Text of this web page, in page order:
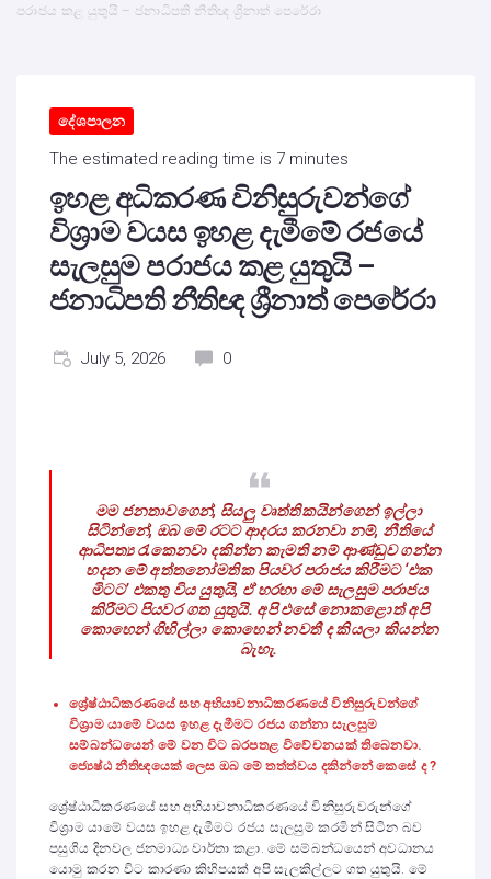
පරාජය කළ යුතුයි – ජනාධිපති නීතිඥ ශ්‍රීනාත් පෙරේරා
දේශපාලන
The estimated reading time is 7 minutes
ඉහළ අධිකරණ විනිසුරුවන්ගේ
විශ්‍රාම වයස ඉහළ දැමීමේ රජයේ
සැලසුම පරාජය කළ යුතුයි –
ජනාධිපති නීතිඥ ශ්‍රීනාත් පෙරේරා
July 5, 2026 0
මම ජනතාවගෙන්, සියලු වෘත්තිකයින්ගෙන් ඉල්ලා
සිටින්නේ, ඔබ මේ රටට ආදරය කරනවා නම්, නීතියේ
ආධිපත්‍ය රැකෙනවා දකින්න කැමති නම් ආණ්ඩුව ගන්න
හදන මේ අත්තනෝමතික පියවර පරාජය කිරීමට ‘එක
මිටට’ එකතු විය යුතුයි, ඒ හරහා මේ සැලසුම පරාජය
කිරීමට පියවර ගත යුතුයි. අපි එසේ නොකළොත් අපි
කොහෙන් ගිහිල්ලා කොහෙන් නවතී ද කියලා කියන්න
බැහැ.
ශ්‍රේෂ්ඨාධිකරණයේ සහ අභියාචනාධිකරණයේ විනිසුරුවන්ගේ
විශ්‍රාම යාමේ වයස ඉහළ දැමීමට රජය ගන්නා සැලසුම
සම්බන්ධයෙන් මේ වන විට බරපතළ විවේචනයක් තිබෙනවා.
ජ්‍යෙෂ්ඨ නීතිඥයෙක් ලෙස ඔබ මේ තත්ත්වය දකින්නේ කෙසේ ද ?
ශ්‍රේෂ්ඨාධිකරණයේ සහ අභියාචනාධිකරණයේ විනිසුරුවරුන්ගේ
විශ්‍රාම යාමේ වයස ඉහළ දැමීමට රජය සැලසුම් කරමින් සිටින බව
පසුගිය දිනවල ජනමාධ්‍ය වාර්තා කළා. මේ සම්බන්ධයෙන් අවධානය
යොමු කරන විට කාරණා කිහිපයක් අපි සැලකිල්ලට ගත යුතුයි. මේ